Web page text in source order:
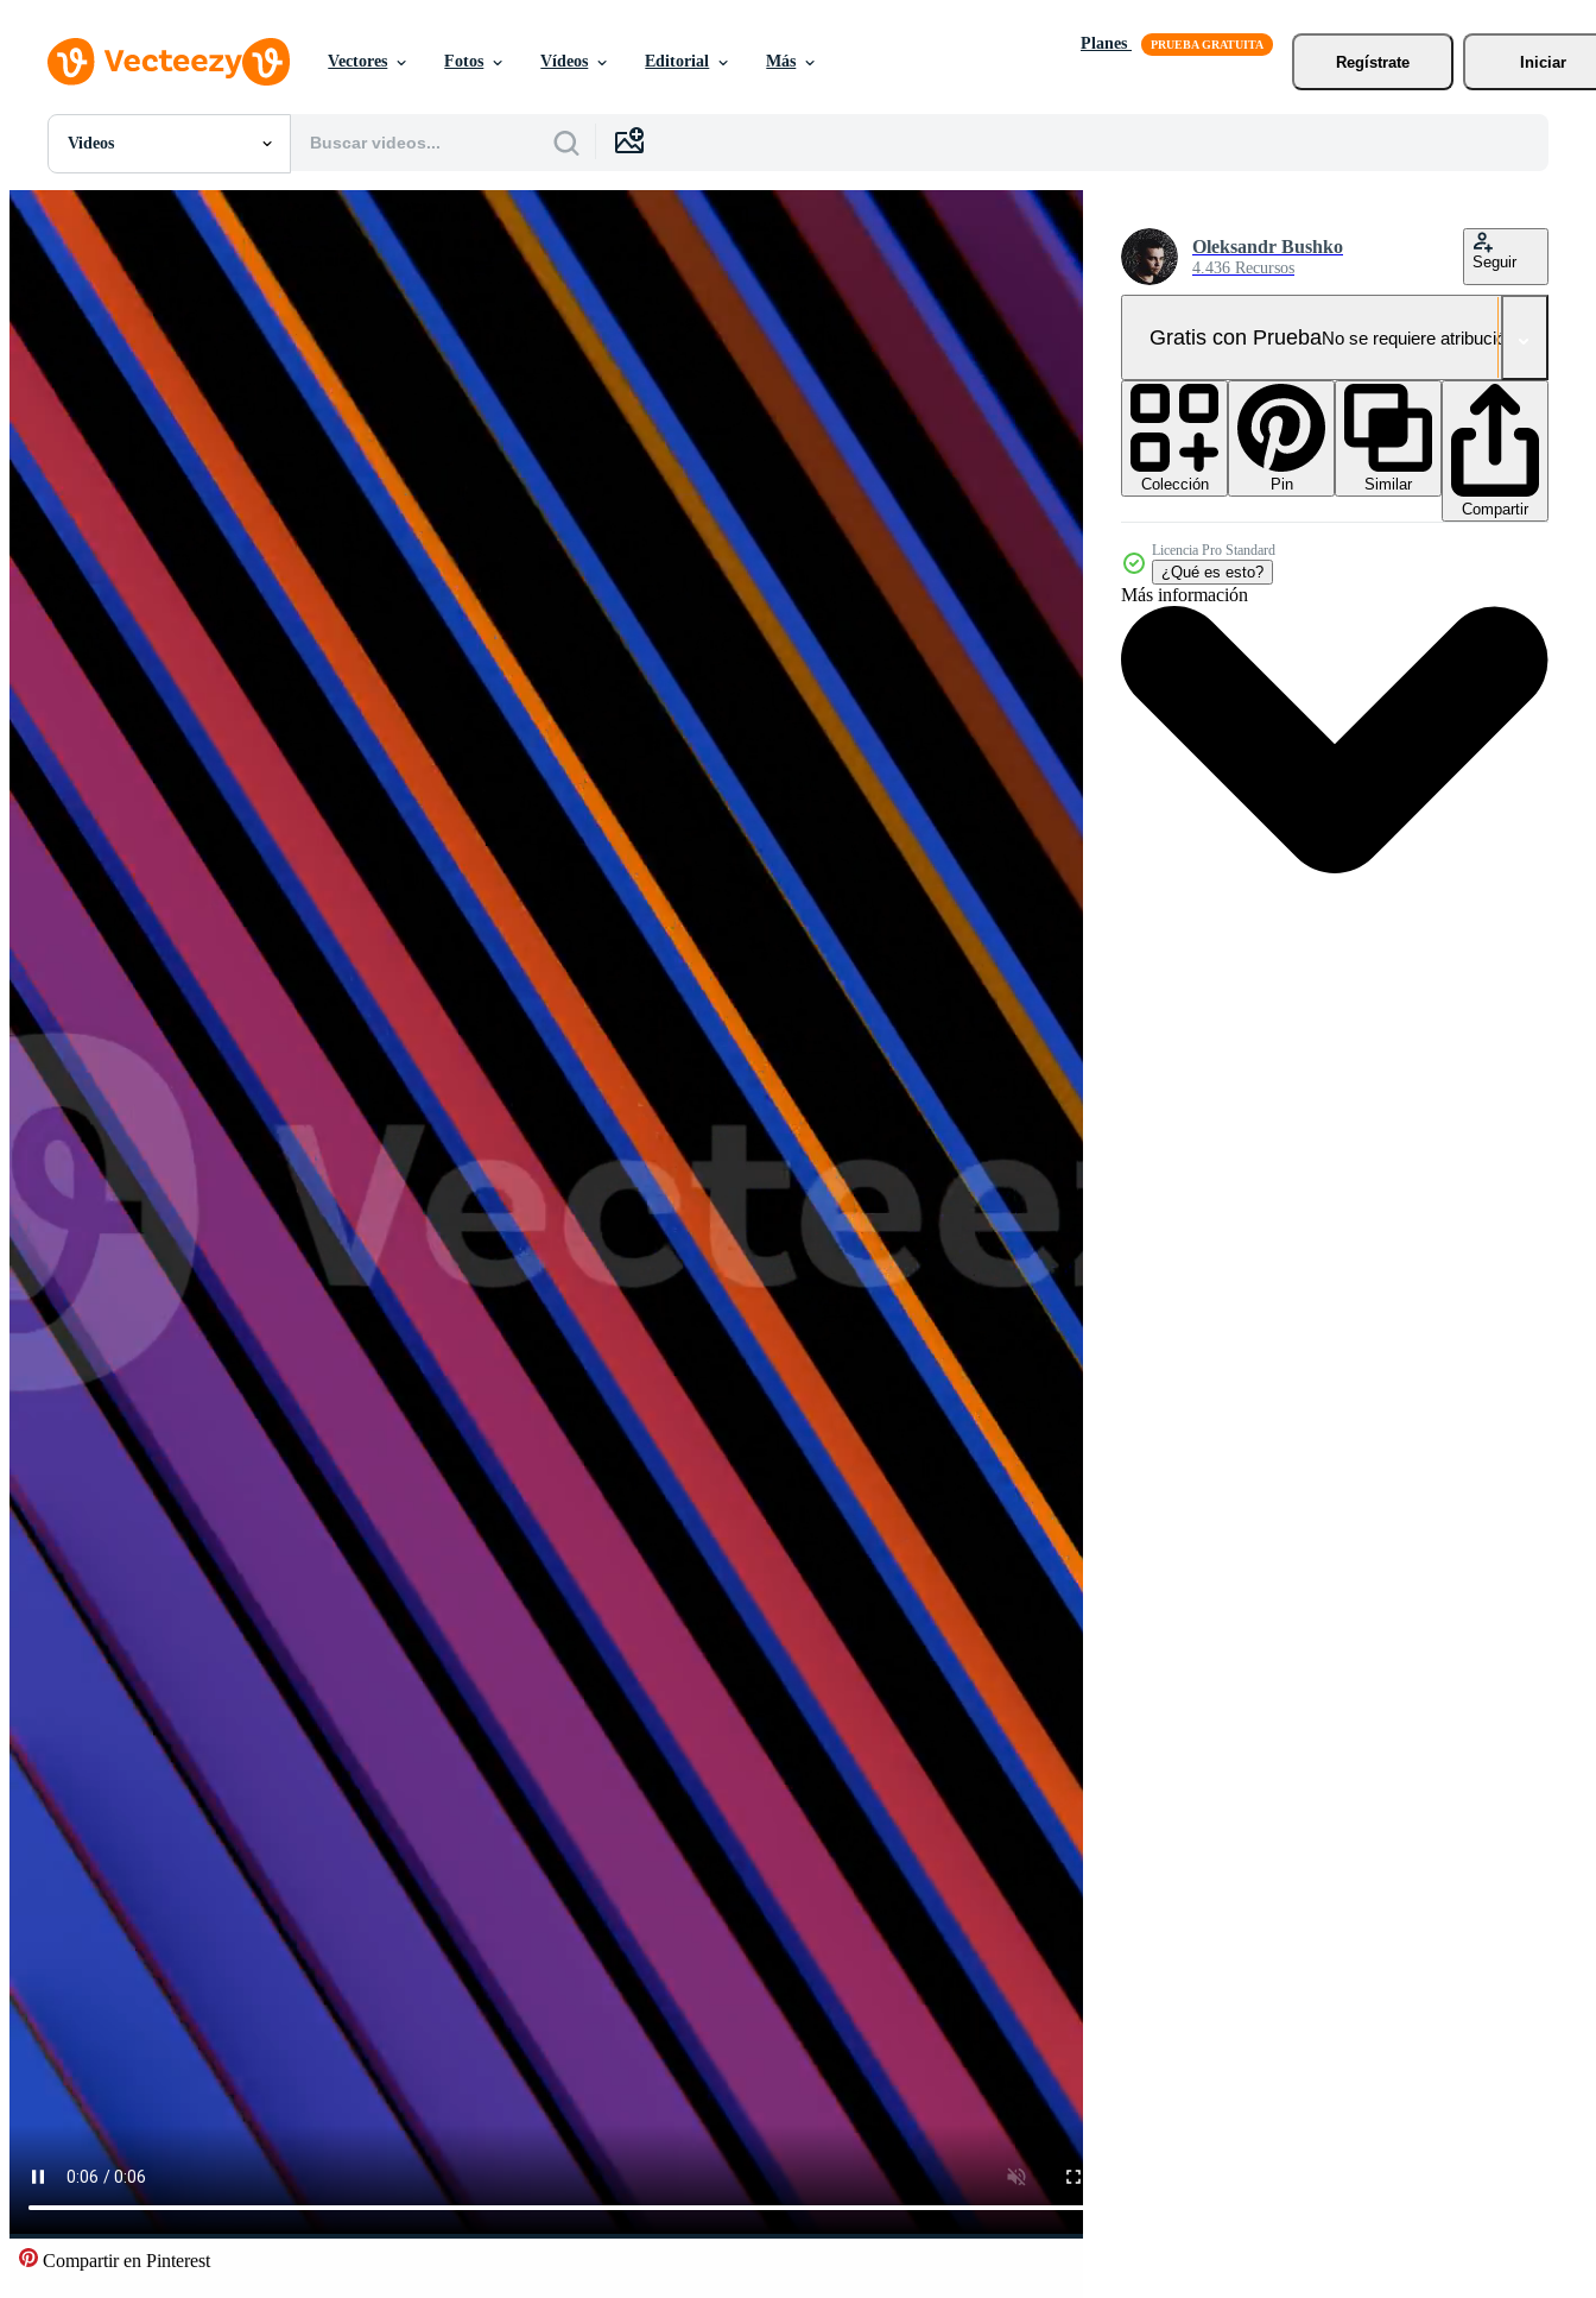
Vectores Fotos Vídeos Editorial Más
Planes
Regístrate
Iniciar
Videos
Todas Imágenes
PNGs
PSDs
SVGs
Plantillas
Vectores
Videos
Gráficos en Movimiento
Imágenes Editoriales
Eventos Editoriales
Compartir en Pinterest
Oleksandr Bushko
4.436 Recursos Seguir
Gratis con PruebaNo se requiere atribución!
Colección Pin
Similar
Compartir
Licencia Pro Standard
¿Qué es esto?
Más información